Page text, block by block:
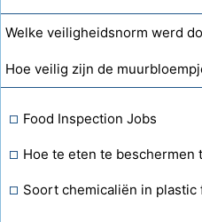
Hoe veilig zijn de
Food Inspection Jobs
Hoe te eten te beschermen
Soort chemicaliën in plastic